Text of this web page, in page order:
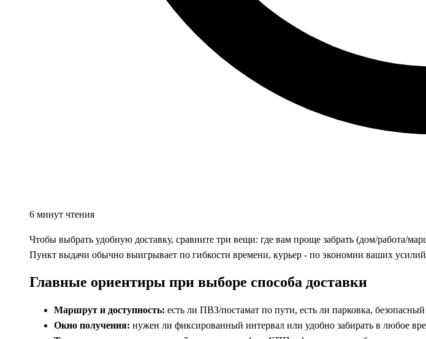
6 минут чтения
Чтобы выбрать удобную доставку, сравните три вещи: где вам проще забрать (дом/работа/
Пункт выдачи обычно выигрывает по гибкости времени, курьер - по экономии ваших
Главные ориентиры при выборе способа доставки
Маршрут и доступность: есть ли ПВЗ/постамат по пути, есть ли парковка,
Окно получения: нужен ли фиксированный интервал или удобно забирать в любое